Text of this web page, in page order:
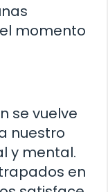
momento
se vuelve
nuestro
y mental.
en